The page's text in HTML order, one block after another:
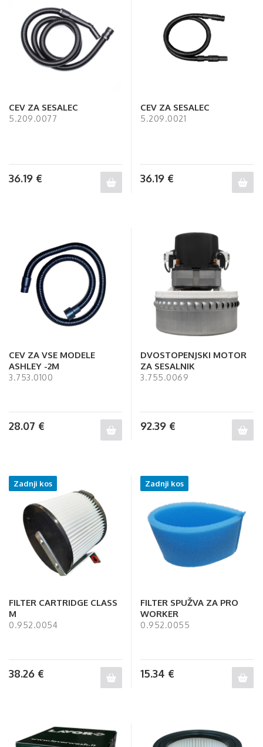
CEV ZA SESALEC
5.209.0077
36.19 €
CEV ZA SESALEC
5.209.0021
36.19 €
CEV ZA VSE MODELE
ASHLEY -2M
3.753.0100
28.07 €
DVOSTOPENJSKI MOTOR
ZA SESALNIK
3.755.0069
92.39 €
Zadnji kos
FILTER CARTRIDGE CLASS
M
0.952.0054
38.26 €
Zadnji kos
FILTER SPUŽVA ZA PRO
WORKER
0.952.0055
15.34 €